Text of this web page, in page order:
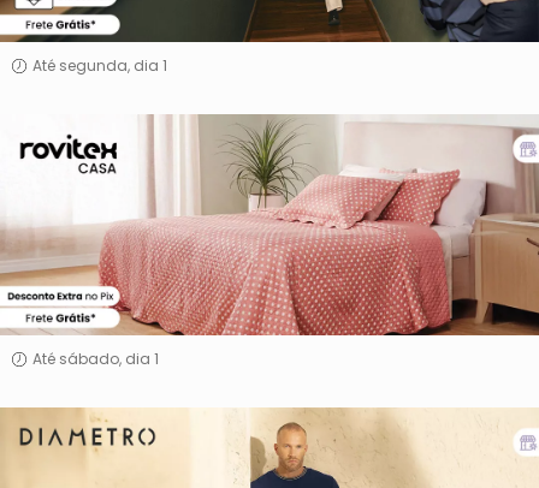
Até segunda, dia 1
Rovitex
Casa
Até sábado, dia 1
Diâmetro